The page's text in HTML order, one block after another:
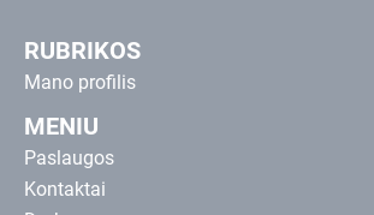
RUBRIKOS
Mano profilis
MENIU
Paslaugos
Kontaktai